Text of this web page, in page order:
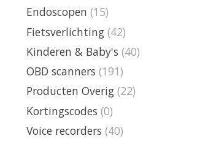
Endoscopen (15)
Fietsverlichting (42)
Kinderen & Baby's (40)
OBD scanners (191)
Producten Overig (22)
Kortingscodes (0)
Voice recorders (40)